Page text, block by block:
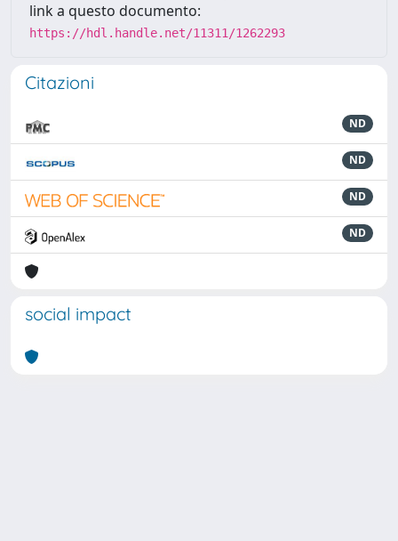
link a questo documento:
https://hdl.handle.net/11311/1262293
Citazioni
ND
ND
ND
ND
social impact